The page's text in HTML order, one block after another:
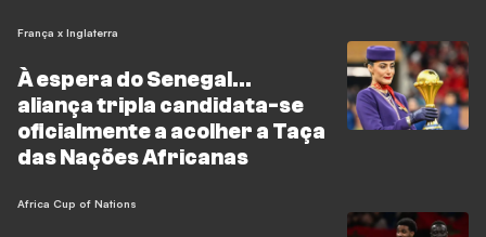
França x Inglaterra
À espera do Senegal...
aliança tripla candidata-se
oficialmente a acolher a Taça
das Nações Africanas
Africa Cup of Nations